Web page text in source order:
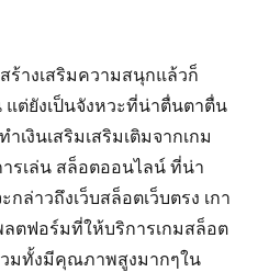
ร้างเสริมความสนุกแล้วก็
ต่ยังเป็นจังหวะที่น่าตื่นตาตื่น
เงินเสริมเสริมเติมจากเกม
รเล่น สล็อตออนไลน์ ที่น่า
ล่าวถึงเว็บสล็อตเว็บตรง เกา
ลตฟอร์มที่ให้บริการเกมสล็อต
มทั้งมีคุณภาพสูงมากๆใน